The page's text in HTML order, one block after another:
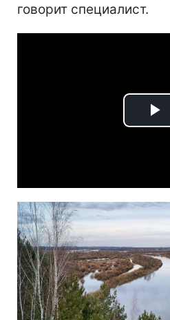
говорит специалист.